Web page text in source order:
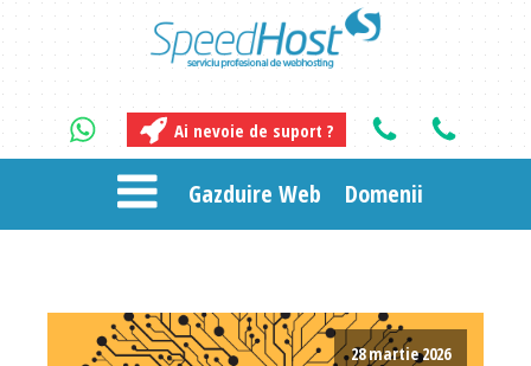
Ai nevoie de suport ?
Gazduire Web Domenii
28 martie 2026